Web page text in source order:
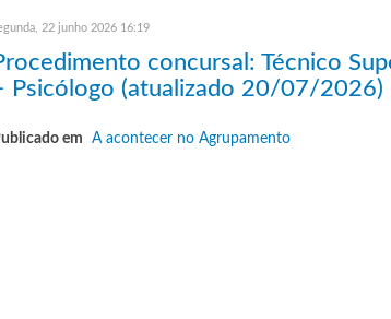
22 junho 2026 16:19
concursal: Técnico
Psicólogo (atualizado 20/07/2026)
em A acontecer no Agrupamento